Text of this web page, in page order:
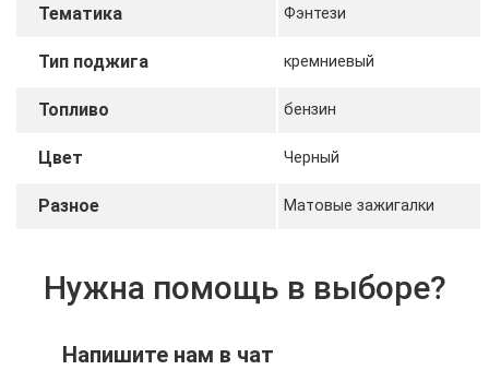
Тематика Фэнтези
Тип поджига кремниевый
Топливо бензин
Цвет Черный
Разное Матовые зажигалки
Нужна помощь в выборе?
Напишите нам в чат